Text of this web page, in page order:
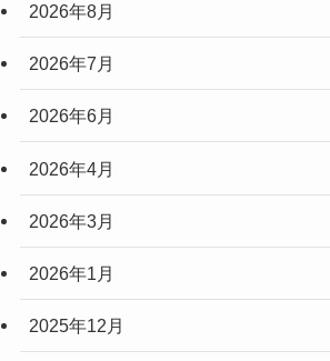
2026年8月
2026年7月
2026年6月
2026年4月
2026年3月
2026年1月
2025年12月